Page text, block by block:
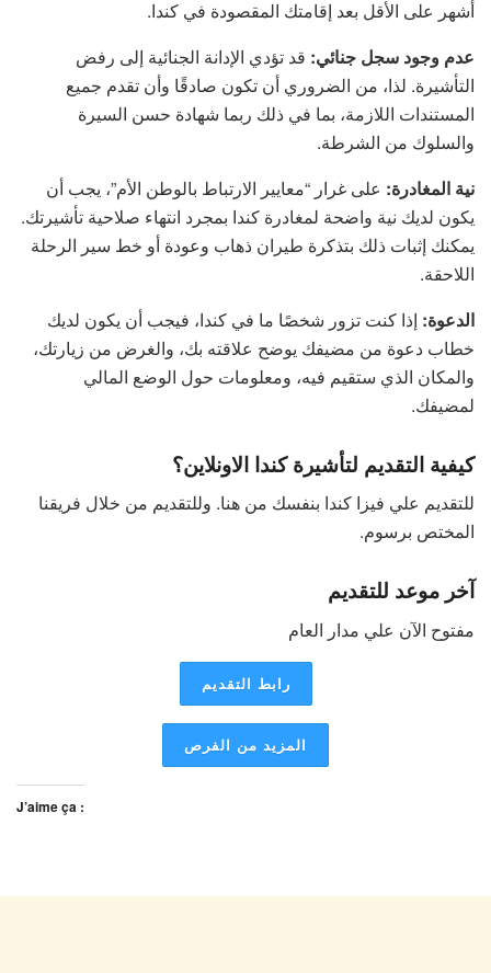
أشهر على الأقل بعد إقامتك المقصودة في كندا.
عدم وجود سجل جنائي: قد تؤدي الإدانة الجنائية إلى رفض
التأشيرة. لذا، من الضروري أن تكون صادقًا وأن تقدم جميع
المستندات اللازمة، بما في ذلك ربما شهادة حسن السيرة
والسلوك من الشرطة.
نية المغادرة: على غرار “معايير الارتباط بالوطن الأم”، يجب أن
يكون لديك نية واضحة لمغادرة كندا بمجرد انتهاء صلاحية تأشيرتك.
يمكنك إثبات ذلك بتذكرة طيران ذهاب وعودة أو خط سير الرحلة
اللاحقة.
الدعوة: إذا كنت تزور شخصًا ما في كندا، فيجب أن يكون لديك
خطاب دعوة من مضيفك يوضح علاقته بك، والغرض من زيارتك،
والمكان الذي ستقيم فيه، ومعلومات حول الوضع المالي
لمضيفك.
كيفية التقديم لتأشيرة كندا الاونلاين؟
للتقديم علي فيزا كندا بنفسك من هنا. وللتقديم من خلال فريقنا
المختص برسوم.
آخر موعد للتقديم
مفتوح الآن علي مدار العام
رابط التقديم
المزيد من الفرص
J’aime ça :